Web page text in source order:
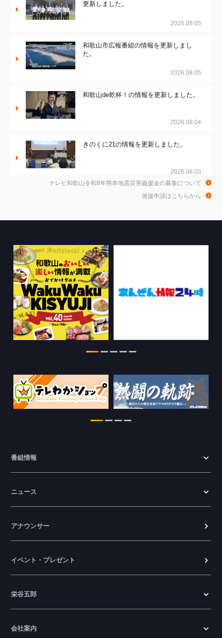
更新しました。
2026.08.05
和歌山市広報番組の情報を更新しまし
た。
2026.08.05
和歌山de乾杯！の情報を更新しました。
2026.08.04
きのくに21の情報を更新しました。
2026.08.03
ちゃぶ台おかわりの情報を更新しまし
2026.07.30
WTV NEWS6【WAKAYAMA SDGs】の
情報を更新しました。
特別番組【8月】の情報を更新しました。
わかやま医療ナビの情報を更新しまし
た。
新しました。
2026.06.23
テレビ和歌山令和8年熊本地震災害義援金の募集について
後援申請はこちらから
番組情報
ニュース
アナウンサー
イベント・プレゼント
栄谷五郎
会社案内